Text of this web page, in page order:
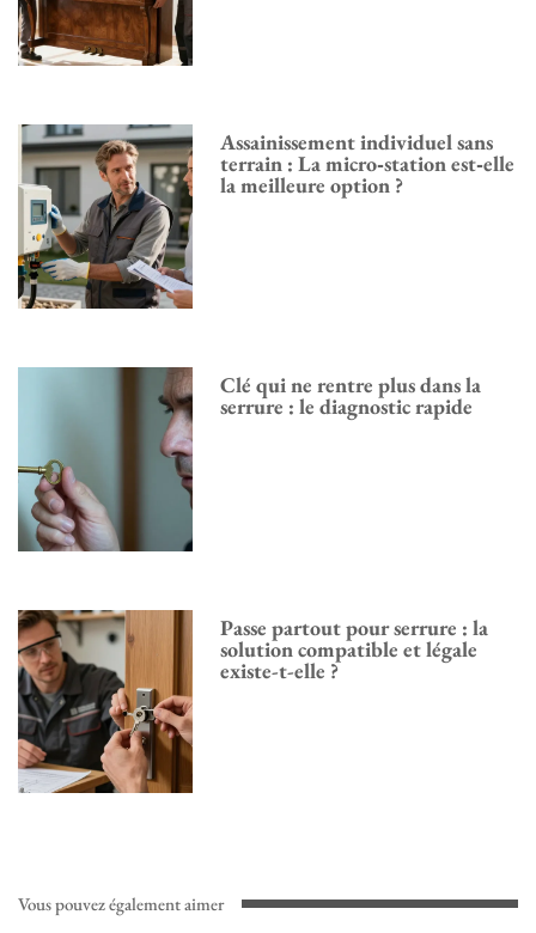
Assainissement individuel sans
terrain : La micro‑station est‑elle
la meilleure option ?
Clé qui ne rentre plus dans la
serrure : le diagnostic rapide
Passe partout pour serrure : la
solution compatible et légale
existe-t-elle ?
Vous pouvez également aimer